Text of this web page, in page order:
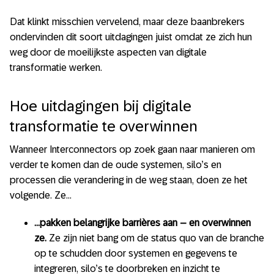
Dat klinkt misschien vervelend, maar deze baanbrekers
ondervinden dit soort uitdagingen juist omdat ze zich hun
weg door de moeilijkste aspecten van digitale
transformatie werken.
Hoe uitdagingen bij digitale
transformatie te overwinnen
Wanneer Interconnectors op zoek gaan naar manieren om
verder te komen dan de oude systemen, silo’s en
processen die verandering in de weg staan, doen ze het
volgende. Ze…
…pakken belangrijke barrières aan – en overwinnen
ze. Ze zijn niet bang om de status quo van de branche
op te schudden door systemen en gegevens te
integreren, silo’s te doorbreken en inzicht te